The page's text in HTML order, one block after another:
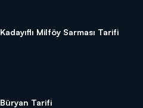
Kadayıflı Milföy Sarması Tarifi
Büryan Tarifi